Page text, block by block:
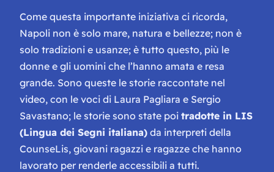
Come questa importante iniziativa ci ricorda,
Napoli non è solo mare, natura e bellezze; non è
solo tradizioni e usanze; è tutto questo, più le
donne e gli uomini che l’hanno amata e resa
grande. Sono queste le storie raccontate nel
video, con le voci di Laura Pagliara e Sergio
Savastano; le storie sono state poi tradotte in LIS
(Lingua dei Segni italiana) da interpreti della
CounseLis, giovani ragazzi e ragazze che hanno
lavorato per renderle accessibili a tutti.